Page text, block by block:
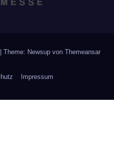
Theme: Newsup von Themeansar
Impressum